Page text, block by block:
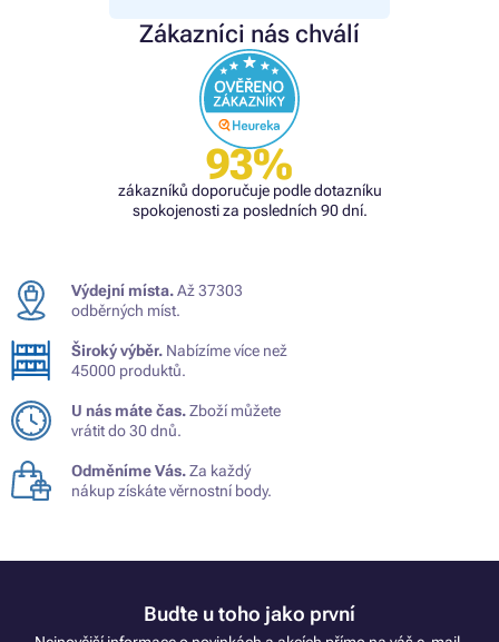
Zákazníci nás chválí
93%
zákazníků doporučuje podle dotazníku
spokojenosti za posledních 90 dní.
Výdejní místa.Až 37303
odběrných míst.
Široký výběr. Nabízíme více než
45000 produktů.
U nás máte čas.Zboží můžete
vrátit do 30 dnů.
Odměníme Vás.Za každý
nákup získáte věrnostní body.
Buďte u toho jako první